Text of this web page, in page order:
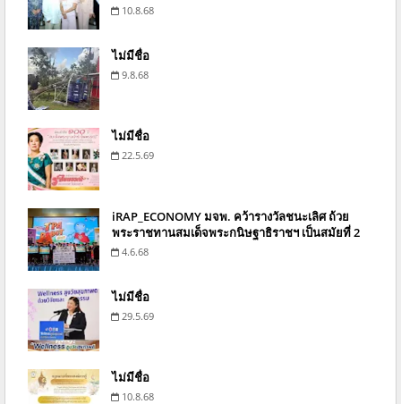
10.8.68
ไม่มีชื่อ
9.8.68
ไม่มีชื่อ
22.5.69
iRAP_ECONOMY มจพ. คว้ารางวัลชนะเลิศ ถ้วย
พระราชทานสมเด็จพระกนิษฐาธิราชฯ เป็นสมัยที่ 2
4.6.68
ไม่มีชื่อ
29.5.69
ไม่มีชื่อ
10.8.68